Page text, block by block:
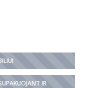
IR